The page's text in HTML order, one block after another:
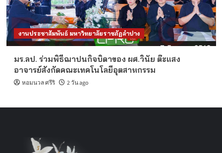
งานประชาสัมพันธ์ มหาวิทยาลัยราชภัฏลำปาง
มร.ลป. ร่วมพิธีฌาปนกิจบิดาของ ผศ.วินัย ต๊ะแสง
อาจารย์สังกัดคณะเทคโนโลยีอุตสาหกรรม
หอมนวล ศรีริ 2 วัน ago